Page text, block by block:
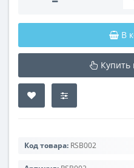
В
Купить
Код товара: RSB002